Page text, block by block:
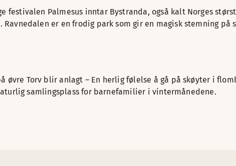
Palmesus inntar Bystranda, også kalt Norges
er en frodig park som gir en magisk stemning på
øvre Torv blir anlagt – En herlig følelse å gå på skøyter i
samlingsplass for barnefamilier i vintermånedene.